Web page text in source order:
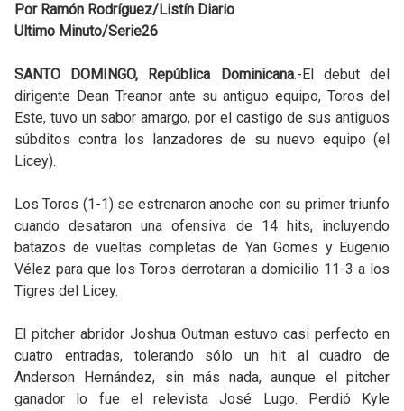
Por Ramón Rodríguez/Listín Diario
Ultimo Minuto/Serie26
SANTO DOMINGO, República Dominicana.-El debut del
dirigente Dean Treanor ante su antiguo equipo, Toros del
Este, tuvo un sabor amargo, por el castigo de sus antiguos
súbditos contra los lanzadores de su nuevo equipo (el
Licey).
Los Toros (1-1) se estrenaron anoche con su primer triunfo
cuando desataron una ofensiva de 14 hits, incluyendo
batazos de vueltas completas de Yan Gomes y Eugenio
Vélez para que los Toros derrotaran a domicilio 11-3 a los
Tigres del Licey.
El pitcher abridor Joshua Outman estuvo casi perfecto en
cuatro entradas, tolerando sólo un hit al cuadro de
Anderson Hernández, sin más nada, aunque el pitcher
ganador lo fue el relevista José Lugo. Perdió Kyle